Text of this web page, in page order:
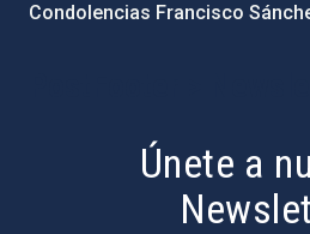
Condolencias Francisco
Únete a